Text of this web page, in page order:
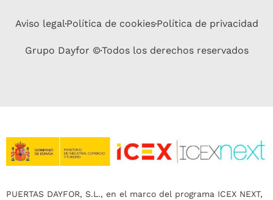
Aviso legalPolítica de cookiesPolítica de privacidad
Grupo Dayfor ©Todos los derechos reservados
PUERTAS DAYFOR, S.L., en el marco del programa ICEX NEXT,